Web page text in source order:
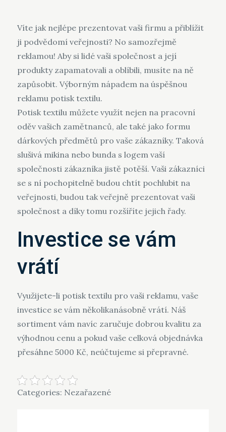
Víte jak nejlépe prezentovat vaši firmu a přiblížit
ji podvědomí veřejnosti? No samozřejmě
reklamou! Aby si lidé vaši společnost a její
produkty zapamatovali a oblíbili, musíte na ně
zapůsobit. Výborným nápadem na úspěšnou
reklamu potisk textilu.
Potisk textilu můžete využít nejen na pracovní
oděv vašich zamětnanců, ale také jako formu
dárkových předmětů pro vaše zákazníky. Taková
slušivá mikina nebo bunda s logem vaší
společnosti zákazníka jistě potěší. Vaši zákazníci
se s ní pochopitelně budou chtít pochlubit na
veřejnosti, budou tak veřejně prezentovat vaši
společnost a díky tomu rozšíříte jejich řady.
Investice se vám
vrátí
Využijete-li potisk textilupro vaši reklamu, vaše
investice se vám několikanásobně vrátí. Náš
sortiment vám navíc zaručuje dobrou kvalitu za
výhodnou cenu a pokud vaše celková objednávka
přesáhne 5000 Kč, neúčtujeme si přepravné.
Categories: Nezařazené